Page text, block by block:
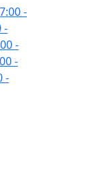
-
-
-
-
-